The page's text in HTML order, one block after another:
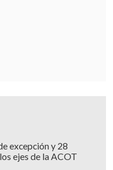
excepción y 28
ejes de la ACOT